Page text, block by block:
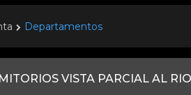
Departamentos
VISTA PARCIAL AL